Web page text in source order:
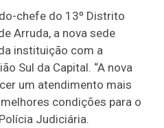
chefe do 13º Distrito
Arruda, a nova sede
instituição com a
Sul da Capital. “A nova
um atendimento mais
condições para o
Judiciária.